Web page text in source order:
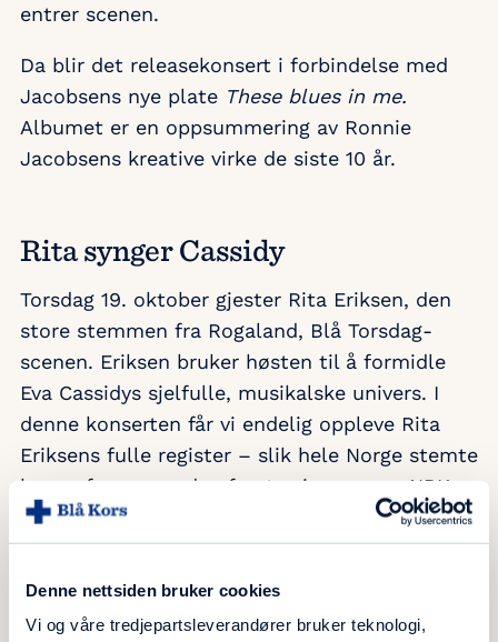
Denne nettsiden bruker cookies
Vi og våre tredjepartsleverandører bruker teknologi,
entrer scenen.
Da blir det releasekonsert i forbindelse med
Jacobsens nye plate These blues in me.
Albumet er en oppsummering av Ronnie
Jacobsens kreative virke de siste 10 år.
Rita synger Cassidy
Torsdag 19. oktober gjester Rita Eriksen, den
store stemmen fra Rogaland, Blå Torsdag-
scenen. Eriksen bruker høsten til å formidle
Eva Cassidys sjelfulle, musikalske univers. I
denne konserten får vi endelig oppleve Rita
Eriksens fulle register – slik hele Norge stemte
henne fram som den første vinneren av NRKs
Stjernekamp.
Amerikanske klassikere